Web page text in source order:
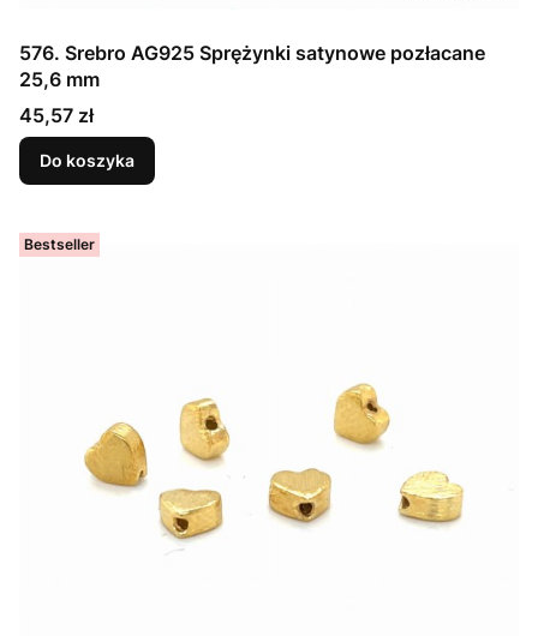
576. Srebro AG925 Sprężynki satynowe pozłacane
25,6 mm
Cena
45,57 zł
Do koszyka
Bestseller